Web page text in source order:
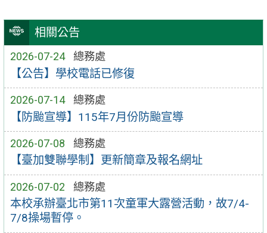
相關公告
2026-07-24 總務處
【公告】學校電話已修復
2026-07-14 總務處
【防颱宣導】115年7月份防颱宣導
2026-07-08 總務處
【臺加雙聯學制】更新簡章及報名網址
2026-07-02 總務處
本校承辦臺北市第11次童軍大露營活動，故7/4-
7/8操場暫停。